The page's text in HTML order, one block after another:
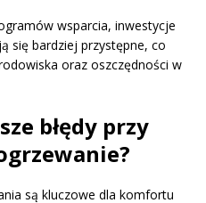
wsparcia, inwestycje
się bardziej przystępne, co
oraz oszczędności w
błędy przy
są kluczowe dla komfortu